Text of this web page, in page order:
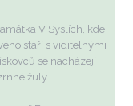
V Syslích, kde
stáří s viditelnými
se nacházejí
žuly.